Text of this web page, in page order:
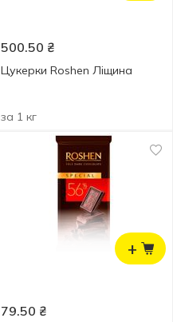
500.50 ₴
Цукерки Roshen Ліщина
за 1 кг
+
79.50 ₴